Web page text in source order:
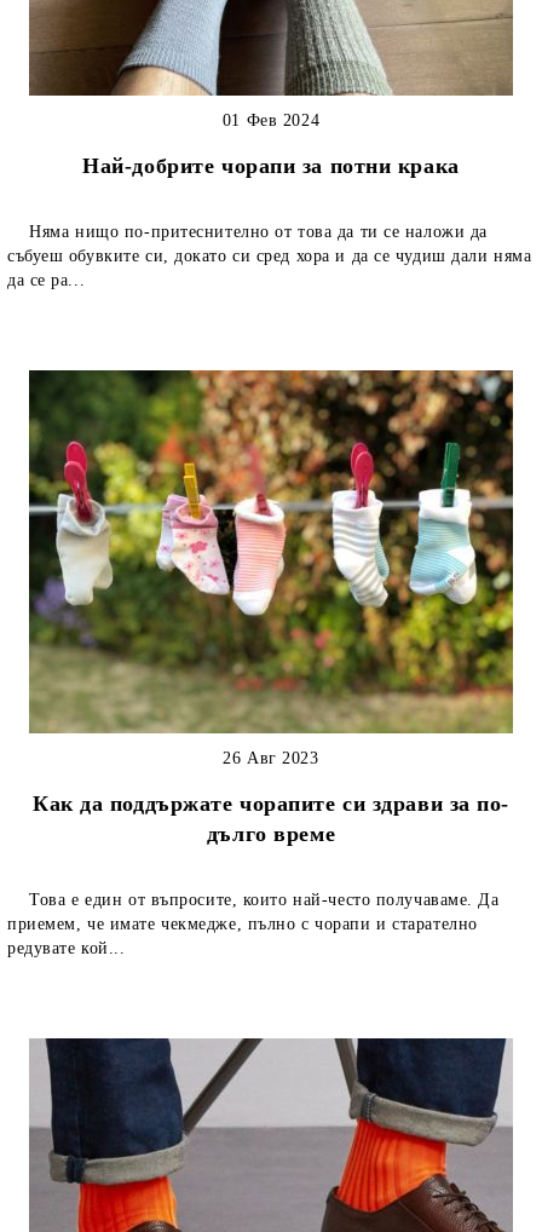
Най-добрите чорапи за потни крака
01 Фев 2024
Няма нищо по-притеснително от това да ти се наложи да
събуеш обувките си, докато си сред хора и да се чудиш дали няма
да се ра...
Как да поддържате чорапите си здрави за по-
дълго време
26 Авг 2023
Това е един от въпросите, които най-често получаваме. Да
приемем, че имате чекмедже, пълно с чорапи и старателно
редувате кой...